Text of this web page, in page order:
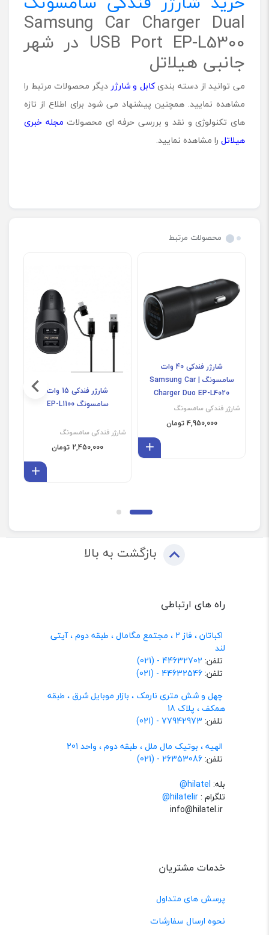
Samsung Car Charger Dual
USB Port EP-L5300 در شهر
جانبی هیلاتل
می توانید از دسته بندیکابل و شارژردیگر محصولات مرتبط را
مشاهده نمایید. همچنین پیشنهاد می شود برای اطلاع از تازه
های تکنولوژی و نقد و بررسی حرفه ای محصولاتمجله خبری
هیلاتل را مشاهده نمایید.
محصولات مرتبط
شارژر فندکی 40 وات
سامسونگ | Samsung Car
Charger Duo EP-L4020
شارژر فندکی سامسونگ
4,950,000 تومان
افزودن به سبد
شارژر فندکی 15 وات
سامسونگ EP-L1100
شارژر فندکی سامسونگ
2,450,000 تومان
بازگشت به بالا
راه های ارتباطی
اکباتان ، فاز 2 ، مجتمع مگامال ، طبقه دوم ، آیتی
لند
تلفن: 44632702 - (021)
تلفن:44632546 - (021)
چهل و شش متری نارمک ، بازار موبایل شرق ، طبقه
همکف ، پلاک 18
تلفن: 77942973 - (021)
الهیه ، بوتیک مال ملل ، طبقه دوم ، واحد 201
تلفن:26353086 - (021)
بله: hilatel@
تلگرام :@hilatelir
خدمات مشتریان
پرسش های متداول
نحوه ارسال سفارشات